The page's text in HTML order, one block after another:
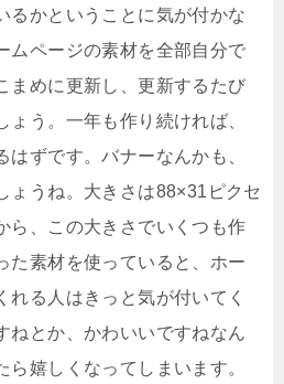
るかということに気が付かな
ムページの素材を全部自分で
まめに更新し、更新するたび
ょう。一年も作り続ければ、
ずです。バナーなんかも、
ょうね。大きさは88×31ピクセ
ら、この大きさでいくつも作
た素材を使っていると、ホー
れる人はきっと気が付いてく
ねとか、かわいいですねなん
ら嬉しくなってしまいます。